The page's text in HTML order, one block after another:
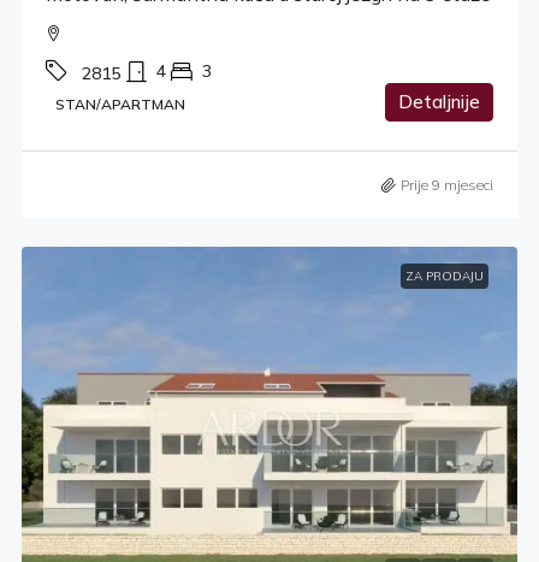
2815 4 3
STAN/APARTMAN Detaljnije
Prije 9 mjeseci
ZA PRODAJU